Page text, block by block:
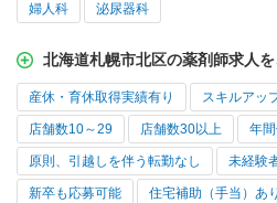
婦人科 泌尿器科
北海道札幌市北区の薬剤師求人
産休・育休取得実績有り スキルアッ
店舗数10～29 店舗数30以上 年
原則、引越しを伴う転勤なし 未経験
新卒も応募可能 住宅補助（手当）あり